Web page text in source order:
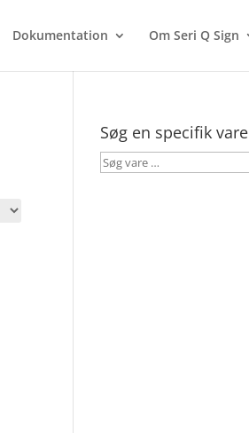
Dokumentation Om Seri Q Sign
Søg en specifik vare
Søg